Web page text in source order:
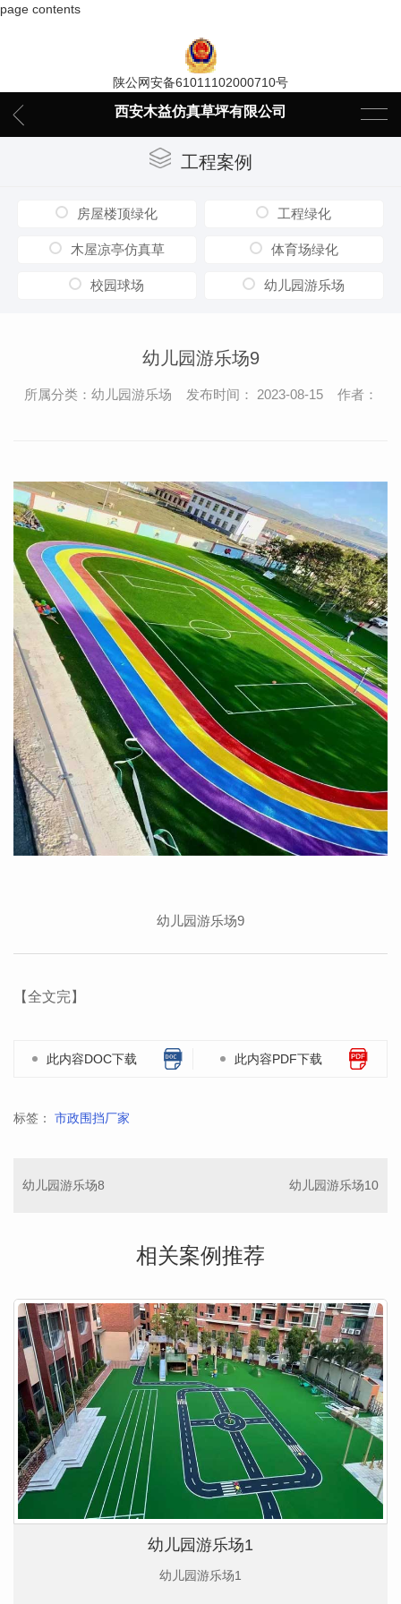
page contents
陕公网安备61011102000710号
西安木益仿真草坪有限公司
工程案例
房屋楼顶绿化 工程绿化
木屋凉亭仿真草 体育场绿化
校园球场 幼儿园游乐场
幼儿园游乐场9
所属分类：幼儿园游乐场 发布时间： 2023-08-15 作者：
幼儿园游乐场9
【全文完】
此内容DOC下载 此内容PDF下载
标签： 市政围挡厂家
幼儿园游乐场8 幼儿园游乐场10
相关案例推荐
幼儿园游乐场1
幼儿园游乐场1